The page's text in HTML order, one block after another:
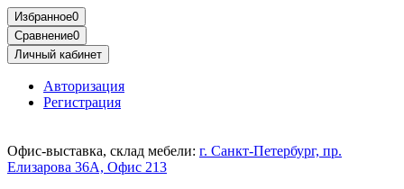
Избранное0
Сравнение0
Личный кабинет
Авторизация
Регистрация
Офис-выставка, склад мебели: г. Санкт-Петербург, пр.
Елизарова 36А, Офис 213